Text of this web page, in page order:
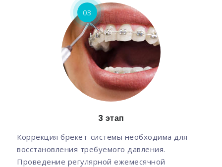
03
3 этап
Коррекция брекет-системы необходима для
восстановления требуемого давления.
Проведение регулярной ежемесячной